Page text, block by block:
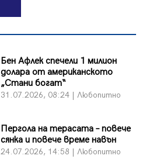
Бен Афлек спечели 1 милион
долара от американското
„Стани богат“
31.07.2026, 08:24 | Любопитно
Пергола на терасата – повече
сянка и повече време навън
24.07.2026, 14:58 | Любопитно